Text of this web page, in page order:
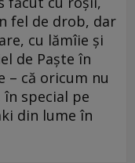
fel de drob, dar
cu lămîie şi
de Paşte în
– că oricum nu
special pe
din lume în